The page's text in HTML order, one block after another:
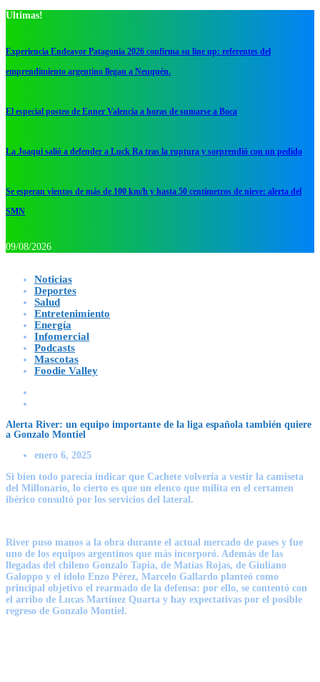
Ultimas!
Experiencia Endeavor Patagonia 2026 confirma su line up: referentes del
emprendimiento argentino llegan a Neuquén.
El especial posteo de Enner Valencia a horas de sumarse a Boca
La Joaqui salió a defender a Luck Ra tras la ruptura y sorprendió con un pedido
Se esperan vientos de más de 100 km/h y hasta 50 centímetros de nieve: alerta del
SMN
09/08/2026
Noticias
Deportes
Salud
Entretenimiento
Energía
Infomercial
Podcasts
Mascotas
Foodie Valley
Alerta River: un equipo importante de la liga española también quiere
a Gonzalo Montiel
enero 6, 2025
Si bien todo parecía indicar que Cachete volvería a vestir la camiseta
del Millonario, lo cierto es que un elenco que milita en el certamen
ibérico consultó por los servicios del lateral.
River puso manos a la obra durante el actual mercado de pases y fue
uno de los equipos argentinos que más incorporó. Además de las
llegadas del chileno Gonzalo Tapia, de Matías Rojas, de Giuliano
Galoppo y el ídolo Enzo Pérez, Marcelo Gallardo planteó como
principal objetivo el rearmado de la defensa: por ello, se contentó con
el arribo de Lucas Martínez Quarta y hay expectativas por el posible
regreso de Gonzalo Montiel .